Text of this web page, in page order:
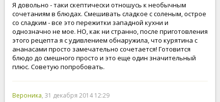
Я довольно - таки скептически отношусь к необычным
сочетаниям в блюдах. Смешивать сладкое с соленым, острое
со сладким - все это пережитки западной кухни и
однозначно не мое. НО, как ни странно, после приготовления
этого рецепта я с удивлением обнаружила, что курятина с
ананасами просто замечательно сочетается! Готовится
блюдо до смешного просто и это еще один значительный
плюс. Советую попробовать.
Вероника, 31 декабря 2014 12:29